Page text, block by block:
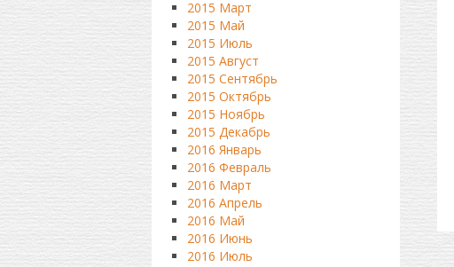
2015 Март
2015 Май
2015 Июль
2015 Август
2015 Сентябрь
2015 Октябрь
2015 Ноябрь
2015 Декабрь
2016 Январь
2016 Февраль
2016 Март
2016 Апрель
2016 Май
2016 Июнь
2016 Июль